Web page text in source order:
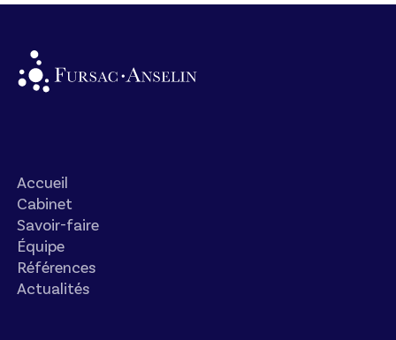
Accueil
Cabinet
Savoir-faire
Équipe
Références
Actualités